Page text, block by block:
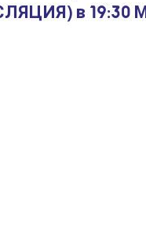
в 19:30